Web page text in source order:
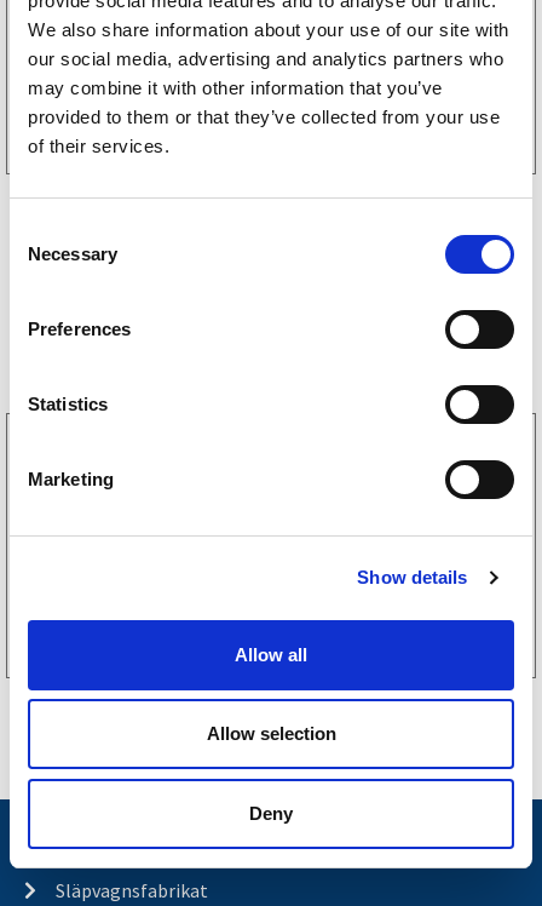
We also share information about your use of our site with
our social media, advertising and analytics partners who
may combine it with other information that you’ve
provided to them or that they’ve collected from your use
of their services.
Necessary
Preferences
Statistics
Marketing
Show details
Allow all
Allow selection
Deny
FRAKT
14994kr (11995kr exkl. moms)
Köp online
LGF Skylt Självhäftande
Nyheter
Släpvagnsfabrikat